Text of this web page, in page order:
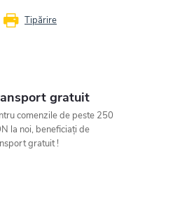
Tipărire
gratuit
comenzile de peste 250
la noi, beneficiați de
gratuit !